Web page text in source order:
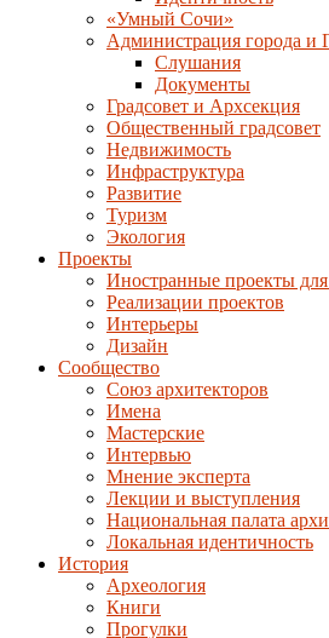
«Умный Сочи»
Администрация города и
Слушания
Документы
Градсовет и Архсекция
Общественный градсовет
Недвижимость
Инфраструктура
Развитие
Туризм
Экология
Проекты
Иностранные проекты
Реализации проектов
Интерьеры
Дизайн
Сообщество
Союз архитекторов
Имена
Мастерские
Интервью
Мнение эксперта
Лекции и выступления
Национальная палата
Локальная идентичность
История
Археология
Книги
Прогулки